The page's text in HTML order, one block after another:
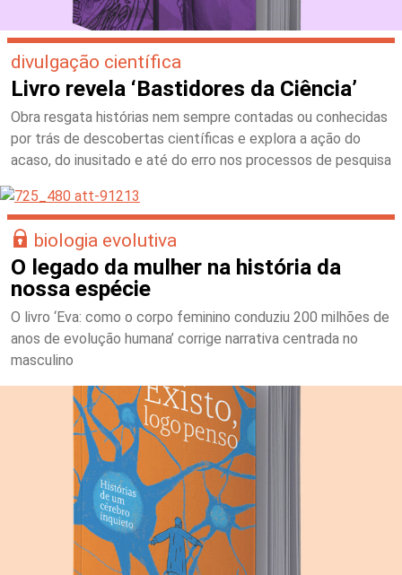
divulgação científica
Livro revela ‘Bastidores da Ciência’
Obra resgata histórias nem sempre contadas ou conhecidas
por trás de descobertas científicas e explora a ação do
acaso, do inusitado e até do erro nos processos de pesquisa
biologia evolutiva
O legado da mulher na história da
nossa espécie
O livro ‘Eva: como o corpo feminino conduziu 200 milhões de
anos de evolução humana’ corrige narrativa centrada no
masculino